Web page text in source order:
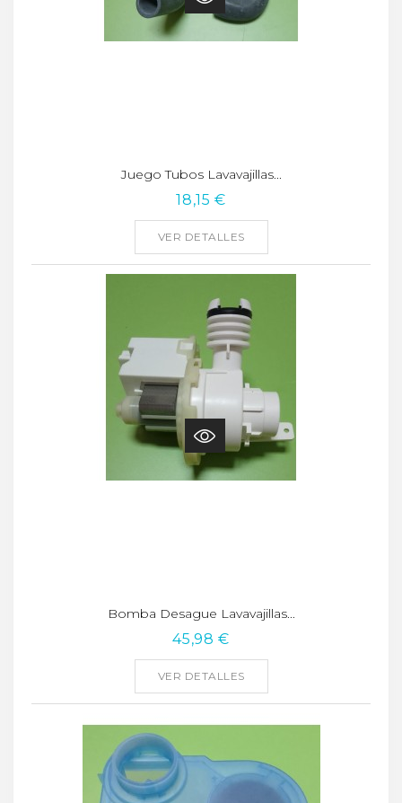
Juego Tubos Lavavajillas...
18,15 €
VER DETALLES
Bomba Desague Lavavajillas...
45,98 €
VER DETALLES